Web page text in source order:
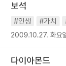
보석
#인생 #가치
2009.10.27. 화요
다이아몬드